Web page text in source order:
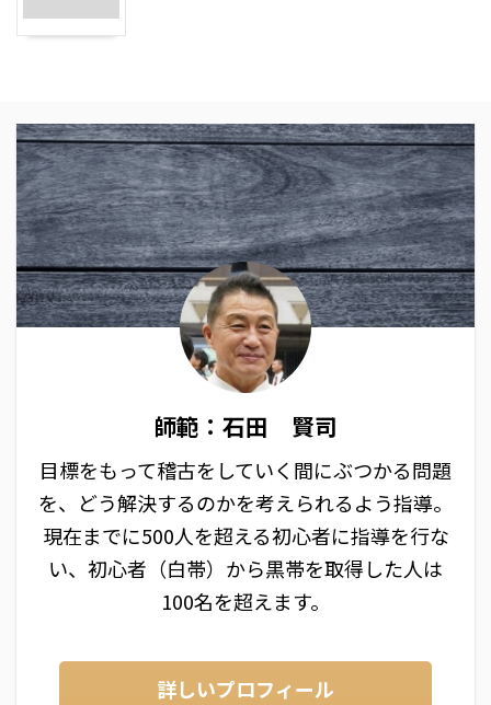
師範：石田 賢司
目標をもって稽古をしていく間にぶつかる問題
を、どう解決するのかを考えられるよう指導。
現在までに500人を超える初心者に指導を行な
い、初心者（白帯）から黒帯を取得した人は
100名を超えます。
詳しいプロフィール